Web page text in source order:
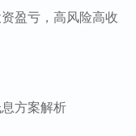
盈亏，高风险高收
方案解析